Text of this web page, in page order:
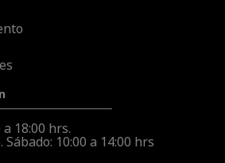
18:00 hrs.
10:00 a 14:00 hrs